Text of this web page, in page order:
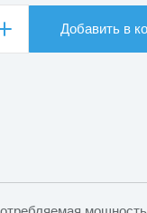
Добавить в